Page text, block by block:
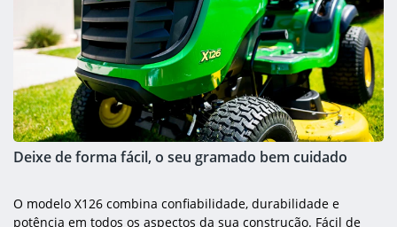
Deixe de forma fácil, o seu gramado bem cuidado
O modelo X126 combina confiabilidade, durabilidade e
potência em todos os aspectos da sua construção. Fácil de